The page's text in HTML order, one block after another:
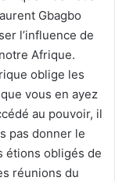
Gbagbo
l’influence de
Afrique.
oblige les
vous en ayez
au pouvoir, il
pas donner le
étions obligés de
réunions du